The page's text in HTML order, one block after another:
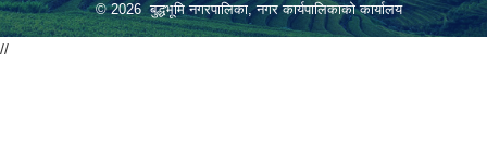
© 2026 बुद्धभूमि नगरपालिका, नगर कार्यपालिकाको कार्यालय
//